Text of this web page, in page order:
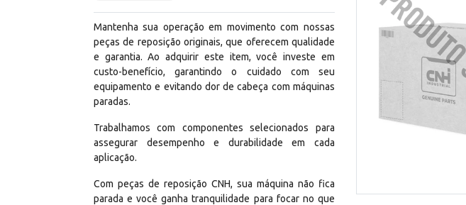
Mantenha sua operação em movimento com nossas
peças de reposição originais, que oferecem qualidade
e garantia. Ao adquirir este item, você investe em
custo-benefício, garantindo o cuidado com seu
equipamento e evitando dor de cabeça com máquinas
paradas.
Trabalhamos com componentes selecionados para
assegurar desempenho e durabilidade em cada
aplicação.
Com peças de reposição CNH, sua máquina não fica
parada e você ganha tranquilidade para focar no que